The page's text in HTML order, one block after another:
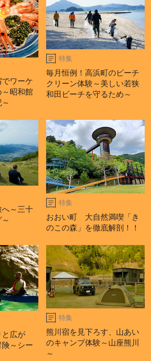
ワーケ
～昭和館
特集
毎月恒例！高浜町のビーチ
クリーン体験～美しい若狭
和田ビーチを守るため～
へ～三十
特集
おおい町 大自然満喫「き
のこの森」を徹底解剖！！
と広が
険～シー
特集
熊川宿を見下ろす、山あい
のキャンプ体験～山座熊川
～